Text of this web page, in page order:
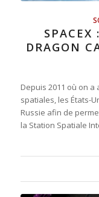
DRAGON
Depuis 2011 où on
spatiales, les États-
Russie afin de
la Station Spatiale